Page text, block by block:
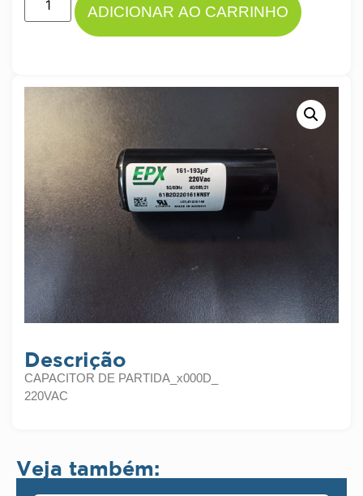
Descrição
CAPACITOR DE PARTIDA_x000D_
220VAC
ADICIONAR AO CARRINHO
Veja também: